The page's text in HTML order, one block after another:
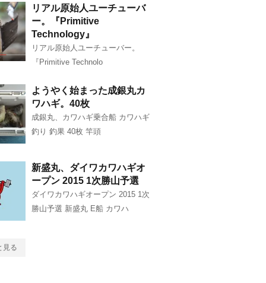
リアル原始人ユーチューバ
ー。『Primitive
Technology』
リアル原始人ユーチューバー。
『Primitive Technolo
ようやく始まった成銀丸カ
ワハギ。40枚
成銀丸、カワハギ乗合船 カワハギ
釣り 釣果 40枚 竿頭
新盛丸、ダイワカワハギオ
ープン 2015 1次勝山予選
ダイワカワハギオープン 2015 1次
勝山予選 新盛丸 E船 カワハ
見る